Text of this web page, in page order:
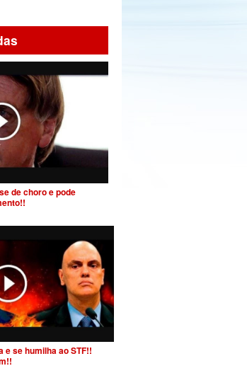
de choro e pode
e se humilha ao STF!!